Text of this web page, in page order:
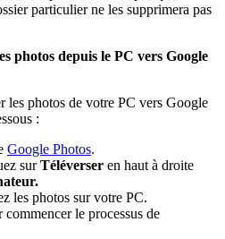
particulier ne les supprimera pas
photos depuis le PC vers Google
les photos de votre PC vers Google
:
Google Photos.
surTéléverser en haut à droite
les photos sur votre PC.
le processus de